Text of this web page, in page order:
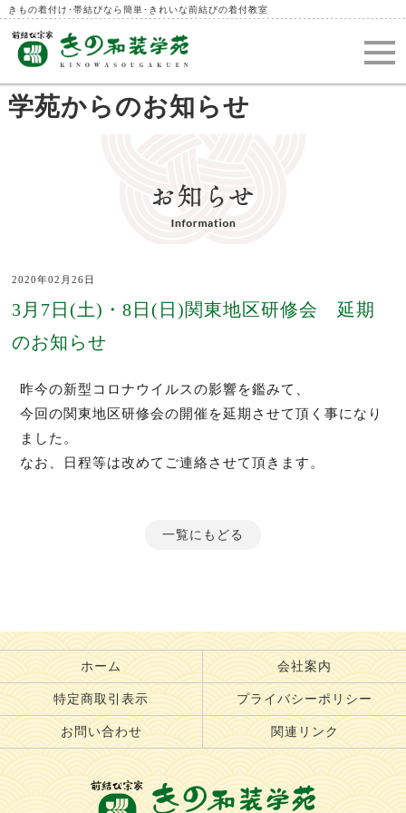
きもの着付け･帯結びなら簡単･きれいな前結びの着付教室
学苑からのお知らせ
2020年02月26日
3月7日(土)・8日(日)関東地区研修会 延期
のお知らせ
昨今の新型コロナウイルスの影響を鑑みて、
今回の関東地区研修会の開催を延期させて頂く事になり
ました。
なお、日程等は改めてご連絡させて頂きます。
一覧にもどる
ホーム 会社案内
特定商取引表示 プライバシーポリシー
お問い合わせ 関連リンク